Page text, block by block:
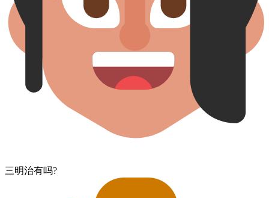
三明治​有​吗?